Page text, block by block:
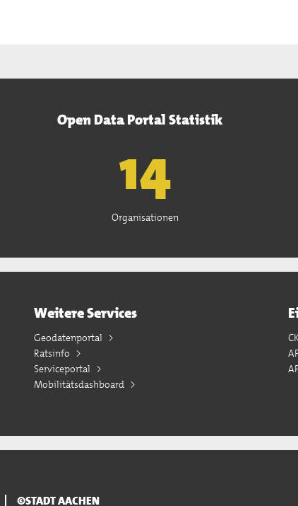
Open Data Portal Statistik
15
Organisationen
Weitere Services
Geodatenportal
Ratsinfo
Serviceportal
Mobilitätsdashboard
©STADT AACHEN